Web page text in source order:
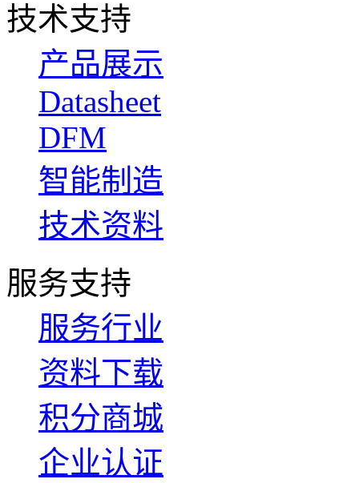
技术支持
产品展示
Datasheet
DFM
智能制造
技术资料
服务支持
服务行业
资料下载
积分商城
企业认证